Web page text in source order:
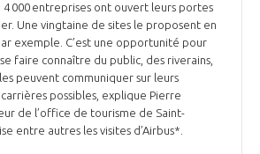
4 000 entreprises ont ouvert leurs portes
Une vingtaine de sites le proposent en
exemple. C’est une opportunité pour
faire connaître du public, des riverains,
peuvent communiquer sur leurs
possibles, explique Pierre
de l’office de tourisme de Saint-
entre autres les visites d’Airbus*.